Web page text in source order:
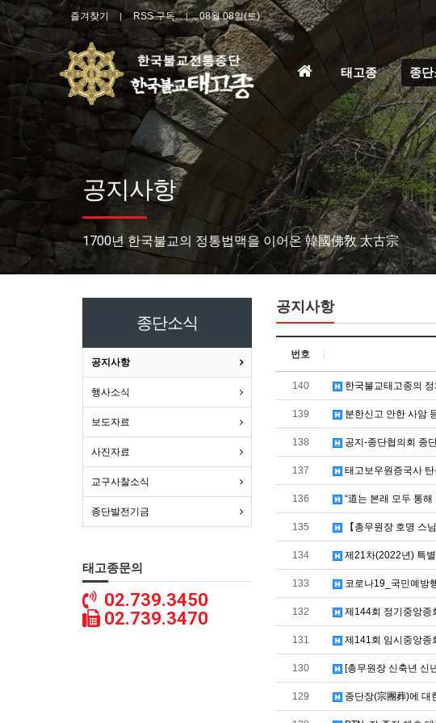
즐겨찾기 RSS 구독 08월 08일(토)
홈
태고종 종
공지사항
1700년 한국불교의 정통법맥을 이어온 韓國佛敎 太古宗
공지사항
번호
140 한국불교태고종의
139 분한신고 안한 사암
138 공지-종단협의회 종
137 태고보우원증국사
136 “道는 본래 모두 통해
135 【총무원장 호명 스
134 제21차(2022년) 특
133 코로나19_국민예방
132 제144회 정기중앙종
131 제141회 임시중앙종
130 [총무원장 신축년 신
129 종단장(宗團葬)에 대
종단소식
공지사항
행사소식
보도자료
사진자료
교구사찰소식
종단발전기금
태고종문의
02.739.3450
02.739.3470